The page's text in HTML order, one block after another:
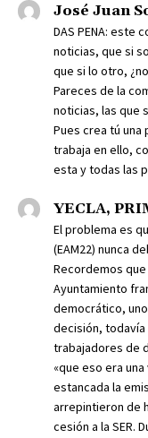
José Juan
DAS PENA: este
noticias, que si
que si lo otro,
Pareces de la
noticias, las que
Pues crea tú
trabaja en ello,
esta y todas las
YECLA,
El problema es
(EAM22) nunca
Recordemos
Ayuntamiento
democrático,
decisión, todavía
trabajadores de
«que eso era
estancada la
arrepintieron de
cesión a la SER.